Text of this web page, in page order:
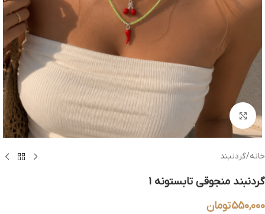
بزرگنمایی تصویر
خانه/گردنبند
گردنبند منجوقی تابستونه 1
550,000تومان